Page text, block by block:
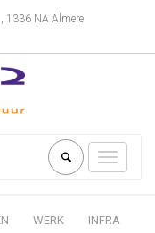
1336 NA Almere
Toggle
WERK INFRA